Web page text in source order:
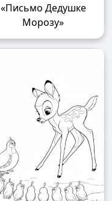
«Письмо Дедушке
Морозу»